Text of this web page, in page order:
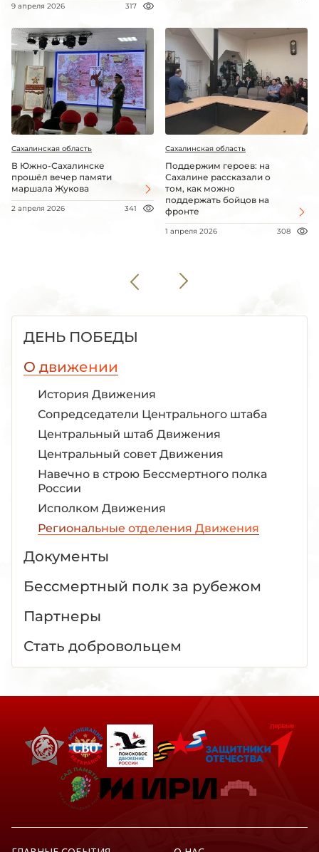
9 апреля 2026 317
Сахалинская область
В Южно-Сахалинске
прошёл вечер памяти
маршала Жукова
2 апреля 2026 341
Сахалинская область
Поддержим героев: на
Сахалине рассказали о
том, как можно
поддержать бойцов на
фронте
1 апреля 2026 308
ДЕНЬ ПОБЕДЫ
О движении
История Движения
Сопредседатели Центрального штаба
Центральный штаб Движения
Центральный совет Движения
Навечно в строю Бессмертного полка
России
Исполком Движения
Региональные отделения Движения
Документы
Бессмертный полк за рубежом
Партнеры
Стать добровольцем